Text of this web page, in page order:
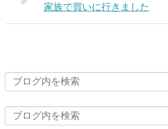
家族で買いに行きました